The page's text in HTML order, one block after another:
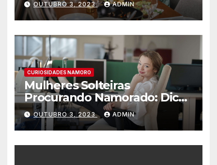
OUTUBRO 3, 2023 ADMIN
CURIOSIDADES NAMORO
Mulheres Solteiras
Procurando Namorado: Dicas
para Encontrar o Amor
OUTUBRO 3, 2023 ADMIN